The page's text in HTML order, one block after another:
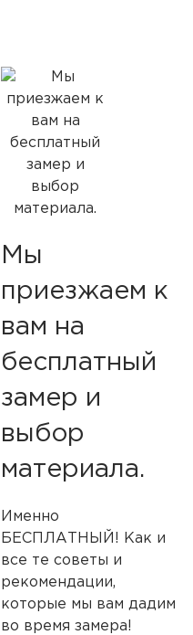
Мы
приезжаем к
вам на
бесплатный
замер и
выбор
материала.
Именно
БЕСПЛАТНЫЙ! Как и
все те советы и
рекомендации,
которые мы вам дадим
во время замера!